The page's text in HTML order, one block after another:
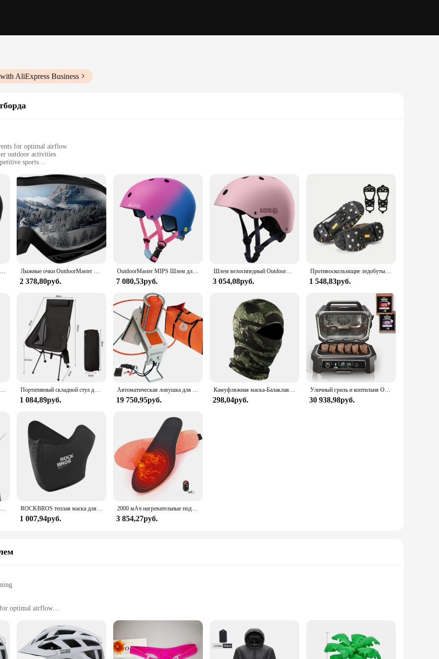
AliExpress Business
for optimal airflow
outdoor activities
sports
foam lining for shock absorption
it's a statement of safety and style. The helmet's high-density polycarbonate shell ensures robust protection against impacts, while the
design reduces wind resistance, making it an ideal choice for both casual and competitive cyclists. The helmet's multiple vents
intense rides.
you're skateboarding, rollerblading, or engaging in any other outdoor activity that requires head protection, the OutdoorMaster
and adjustable fit make it comfortable for extended periods, while the stylish design ensures you stand out in any crowd. Its durability
use and for wholesale or vendor supply.
it's a commitment to safety and style. With its sleek design and practical features, it's a helmet that can be used by riders of all levels,
options make it an accessible choice for retailers, while its sets for sale offer a complete package for riders looking to upgrade their
for your customers, the OutdoorMaster Cycling Helmet is the perfect choice for anyone seeking a balance of safety, comfort, and style.
Шлем для скейтборда OutdoorMaster MIPS, два съемных вкладыша, вентиляция, разные виды спорта Лыжные очки OutdoorMaster OTG — очки для лыж/снеуборда для мужчин, женщин и молодежи — 100% защита от ультрафиолета
2 378,80руб.
OutdoorMaster MIPS Шлем для скейтборда Два съемных вкладыша Вентиляция Мультиспортивный скутер Роликовые коньки Роликовые коньки
7 080,53руб.
Шлем велосипедный OutdoorMaster для молодежи и детей, регулируемый, для скейтборда, со съемными вкладышами, для баланса велосипеда
3 054,08руб.
Противоскользящие ледобуты с 8 зубьями для активного отдыха, зимней рыбалки и прогулок по снегу, альпинизма, кемпинга
1 548,83руб.
Модные зимние теплые флисовые гетры для кемпинга, лыжный шарф-труба, сноубордический шарф для мужчин и женщин, велосипедный морозостойкий воротник на открытом воздухе Портативный складной стул для кемпинга на открытом воздухе, расширенный ультралегкий дышащий стул из алюминиевого сплава для отдыха, пляжа, кемпинга, рыбалки
1 084,89руб.
Автоматическая ловушка для шпагателей, белая, 8,6x11x22,2 дюйма
19 750,95руб.
Камуфляжная маска-Балаклава на шлем, маска на все лицо для езды на велосипеде, занятий спортом на открытом воздухе, охоты, пешего туризма, лыжного спорта, мотоцикла
298,04руб.
Уличный гриль и коптильня OG850 Woodfire Pro XL со встроенным термометром, мастер-гриль 4 в 1, коптильня для барбекю, уличная воздушная фритюрница,
30 938,98руб.
Складная портативная туристическая Лопата для инженерного транспорта ROCKBROS теплая маска для лица ветрозащитный флисовый спортивный шарф для езды на велосипеде
1 007,94руб.
2000 мАч нагревательные подушечки для обуви, беспроводные теплые носки, коврик для носков, USB-зарядка, температура, стельки для обуви, коврик для кемпинга, пешего туризма
3 854,27руб.
for optimal airflow
straps for a secure fit